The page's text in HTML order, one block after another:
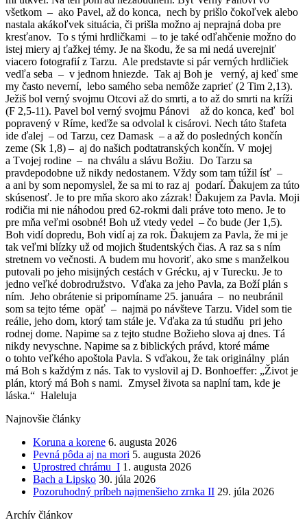
všetkom – ako Pavel, až do konca, nech by prišlo čokoľvek alebo
nastala akákoľvek situácia, či prišla možno aj neprajná doba pre
kresťanov. To s tými hrdličkami – to je také odľahčenie možno do
istej miery aj ťažkej témy. Je na škodu, že sa mi nedá uverejniť
viacero fotografií z Tarzu. Ale predstavte si pár verných hrdličiek
vedľa seba – v jednom hniezde. Tak aj Boh je verný, aj keď sme
my často neverní, lebo samého seba nemôže zaprieť (2 Tim 2,13).
Ježiš bol verný svojmu Otcovi až do smrti, a to až do smrti na kríži
(F 2,5-11). Pavel bol verný svojmu Pánovi až do konca, keď bol
popravený v Ríme, keďže sa odvolal k cisárovi. Nech táto štafeta
ide ďalej – od Tarzu, cez Damask – a až do posledných končín
zeme (Sk 1,8) – aj do našich podtatranských končín. V mojej
a Tvojej rodine – na chválu a slávu Božiu. Do Tarzu sa
pravdepodobne už nikdy nedostanem. Vždy som tam túžil ísť –
a ani by som nepomyslel, že sa mi to raz aj podarí. Ďakujem za túto
skúsenosť. Je to pre mňa skoro ako zázrak! Ďakujem za Pavla. Moji
rodičia mi nie náhodou pred 62-rokmi dali práve toto meno. Je to
pre mňa veľmi osobné! Boh už vtedy vedel – čo bude (Jer 1,5).
Boh vidí dopredu, Boh vidí aj za rok. Ďakujem za Pavla, že mi je
tak veľmi blízky už od mojich študentských čias. A raz sa s ním
stretnem vo večnosti. A budem mu hovoriť, ako sme s manželkou
putovali po jeho misijných cestách v Grécku, aj v Turecku. Je to
jedno veľké dobrodružstvo. Vďaka za jeho Pavla, za Boží plán s
ním. Jeho obrátenie si pripomíname 25. januára – no neubránil
som sa tejto téme opäť – najmä po návšteve Tarzu. Videl som tie
reálie, jeho dom, ktorý tam stále je. Vďaka za tú studňu pri jeho
rodnej dome. Napime sa z tejto studne Božieho slova aj dnes. Tá
nikdy nevyschne. Napime sa z biblických právd, ktoré máme
o tohto veľkého apoštola Pavla. S vďakou, že tak originálny plán
má Boh s každým z nás. Tak to vyslovil aj D. Bonhoeffer: „Život je
plán, ktorý má Boh s nami. Zmysel života sa naplní tam, kde je
láska.“ Haleluja
Najnovšie články
Koruna a korene 6. augusta 2026
Pevná pôda aj na mori 5. augusta 2026
Uprostred chrámu I 1. augusta 2026
Bach a Lipsko 30. júla 2026
Pozoruhodný príbeh najmenšieho zrnka II 29. júla 2026
Archív článkov